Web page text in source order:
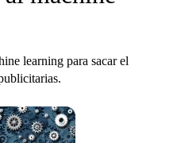
learning para sacar el